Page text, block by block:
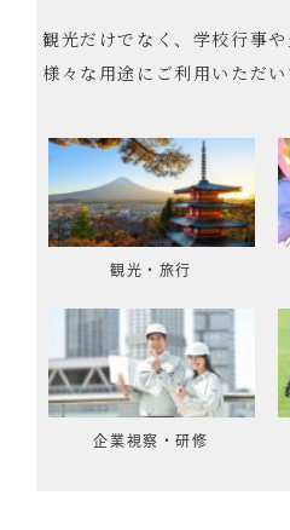
観光だけでなく、学校行事
様々な用途にご利用いただ
観光・旅行
企業視察・研修